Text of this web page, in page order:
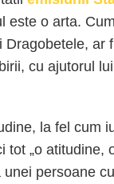
este o arta.
Dragobetele, ar
cu ajutorul
la fel cum
tot „o atitudine,
persoane